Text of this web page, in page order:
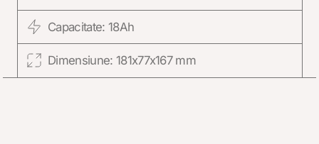
Capacitate: 18Ah
Dimensiune: 181x77x167 mm